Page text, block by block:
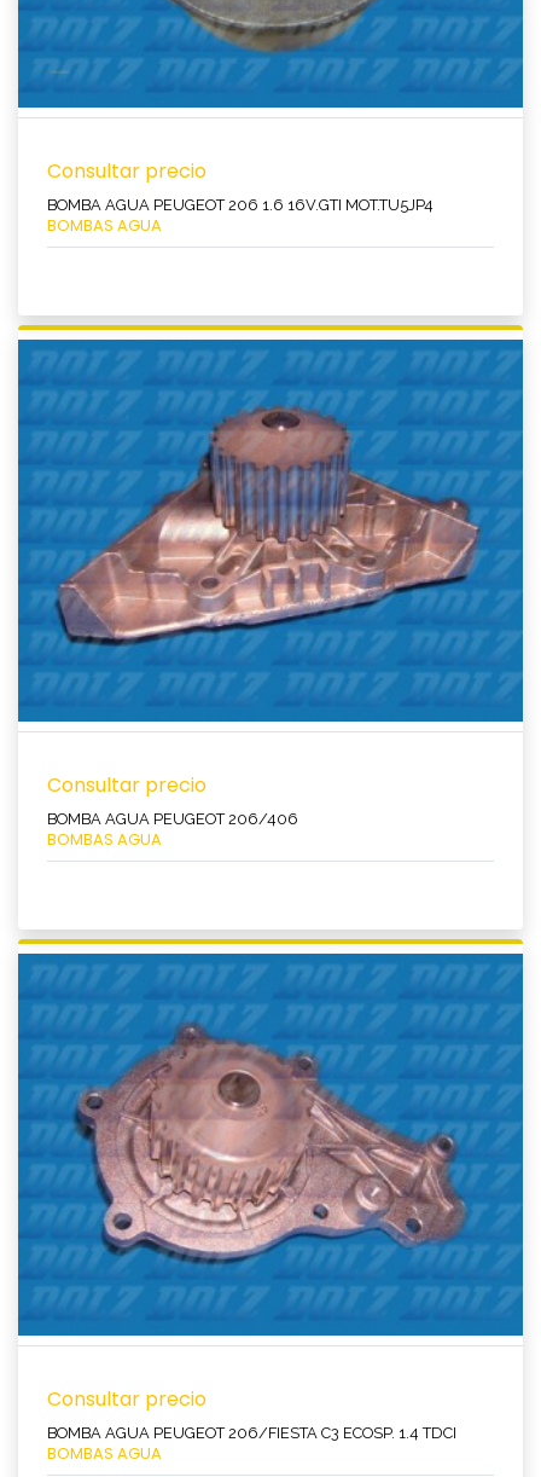
Consultar precio
BOMBA AGUA PEUGEOT 206 1.6 16V.GTI MOT.TU5JP4
BOMBAS AGUA
Ver producto
Consultar precio
BOMBA AGUA PEUGEOT 206/406
BOMBAS AGUA
Ver producto
Consultar precio
BOMBA AGUA PEUGEOT 206/FIESTA C3 ECOSP. 1.4 TDCI
BOMBAS AGUA